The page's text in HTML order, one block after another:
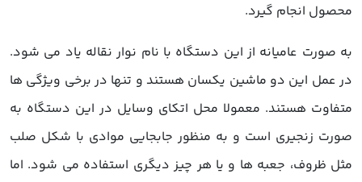
محصول انجام گیرد.
به صورت عامیانه از این دستگاه با نام نوار نقاله یاد می شود.
در عمل این دو ماشین یکسان هستند و تنها در برخی ویژگی ها
متفاوت هستند. معمولا محل اتکای وسایل در این دستگاه به
صورت زنجیری است و به منظور جابجایی موادی با شکل صلب
مثل ظروف، جعبه ها و یا هر چیز دیگری استفاده می شود. اما